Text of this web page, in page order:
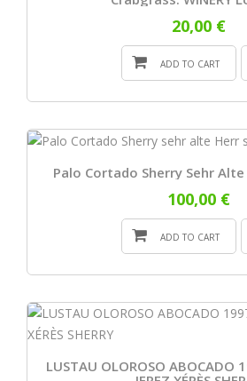
20,00 €
ADD TO CART
Palo Cortado Sherry Sehr Alte
100,00 €
ADD TO CART
LUSTAU OLOROSO ABOCADO